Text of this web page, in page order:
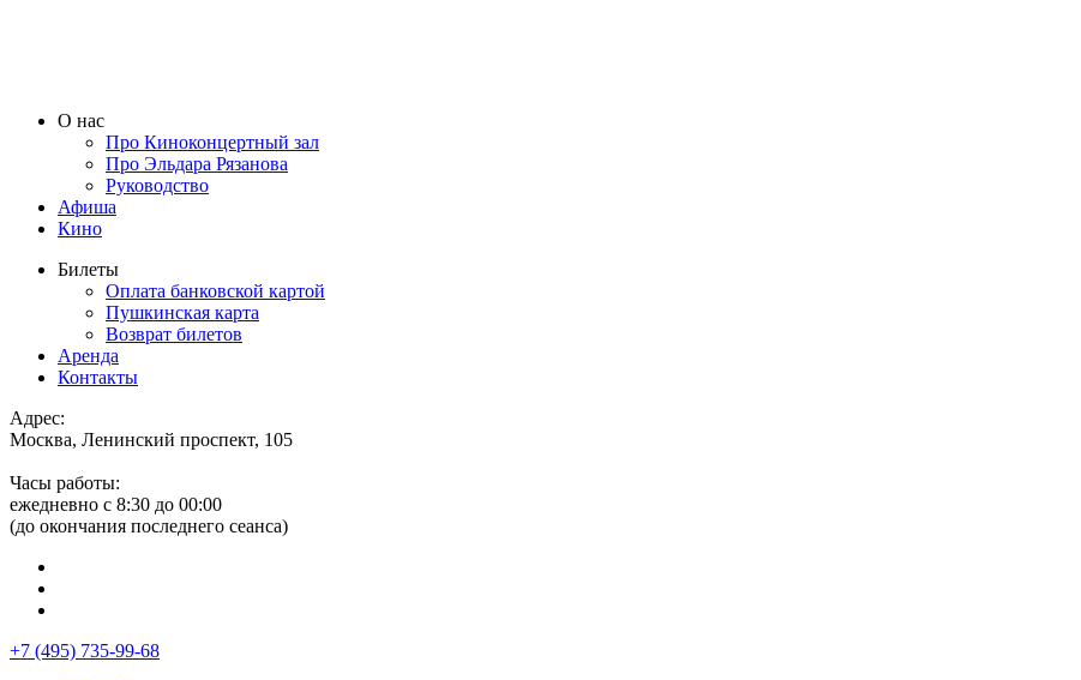
О нас
Про Киноконцертный зал
Про Эльдара Рязанова
Руководство
Афиша
Кино
Билеты
Оплата банковской картой
Пушкинская карта
Возврат билетов
Аренда
Контакты
Адрес:
Москва, Ленинский проспект, 105
Часы работы:
ежедневно с 8:30 до 00:00
(до окончания последнего сеанса)
+7 (495) 735-99-68